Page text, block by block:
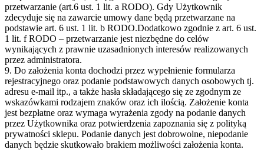
przetwarzanie (art.6 ust. 1 lit. a RODO). Gdy Użytkownik
zdecyduje się na zawarcie umowy dane będą przetwarzane na
podstawie art. 6 ust. 1 lit. b RODO.Dodatkowo zgodnie z art. 6 ust.
1 lit. f RODO – przetwarzanie jest niezbędne do celów
wynikających z prawnie uzasadnionych interesów realizowanych
przez administratora.
9. Do założenia konta dochodzi przez wypełnienie formularza
rejestracyjnego oraz podanie podstawowych danych osobowych tj.
adresu e-mail itp., a także hasła składającego się ze zgodnym ze
wskazówkami rodzajem znaków oraz ich ilością. Założenie konta
jest bezpłatne oraz wymaga wyrażenia zgody na podanie danych
przez Użytkownika oraz potwierdzenia zapoznania się z polityką
prywatności sklepu. Podanie danych jest dobrowolne, niepodanie
danych będzie skutkowało brakiem możliwości założenia konta.